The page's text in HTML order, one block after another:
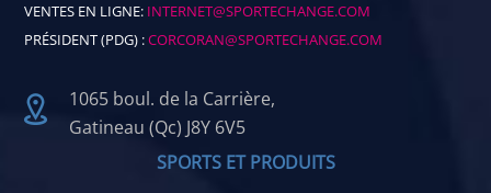
VENTES EN LIGNE: INTERNET@SPORTECHANGE.COM
PRÉSIDENT (PDG) :CORCORAN@SPORTECHANGE.COM
1065 boul. de la Carrière,
Gatineau (Qc) J8Y 6V5
SPORTS ET PRODUITS